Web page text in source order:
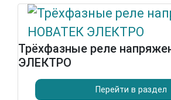
Трёхфазные реле
ЭЛЕКТРО
Перейти в раздел